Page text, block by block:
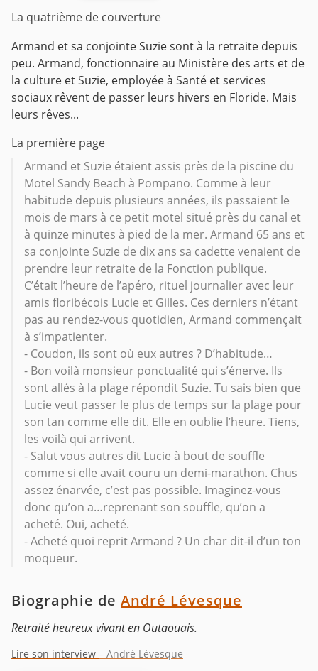
La quatrième de couverture
Armand et sa conjointe Suzie sont à la retraite depuis
peu. Armand, fonctionnaire au Ministère des arts et de
la culture et Suzie, employée à Santé et services
sociaux rêvent de passer leurs hivers en Floride. Mais
leurs rêves...
La première page
Armand et Suzie étaient assis près de la piscine du
Motel Sandy Beach à Pompano. Comme à leur
habitude depuis plusieurs années, ils passaient le
mois de mars à ce petit motel situé près du canal et
à quinze minutes à pied de la mer. Armand 65 ans et
sa conjointe Suzie de dix ans sa cadette venaient de
prendre leur retraite de la Fonction publique.
C’était l’heure de l’apéro, rituel journalier avec leur
amis floribécois Lucie et Gilles. Ces derniers n’étant
pas au rendez-vous quotidien, Armand commençait
à s’impatienter.
- Coudon, ils sont où eux autres ? D’habitude…
- Bon voilà monsieur ponctualité qui s’énerve. Ils
sont allés à la plage répondit Suzie. Tu sais bien que
Lucie veut passer le plus de temps sur la plage pour
son tan comme elle dit. Elle en oublie l’heure. Tiens,
les voilà qui arrivent.
- Salut vous autres dit Lucie à bout de souffle
comme si elle avait couru un demi-marathon. Chus
assez énarvée, c’est pas possible. Imaginez-vous
donc qu’on a…reprenant son souffle, qu’on a
acheté. Oui, acheté.
- Acheté quoi reprit Armand ? Un char dit-il d’un ton
moqueur.
Biographie de André Lévesque
Retraité heureux vivant en Outaouais.
Lire son interview – André Lévesque